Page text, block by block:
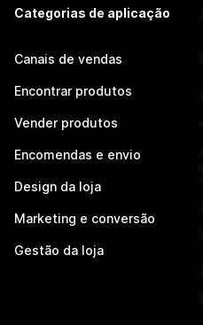
Categorias de aplicação
Canais de vendas
Encontrar produtos
Vender produtos
Encomendas e envio
Design da loja
Marketing e conversão
Gestão da loja